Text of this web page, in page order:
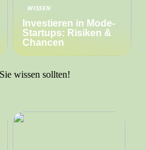
WISSEN
Investieren in Mode-
Startups: Risiken &
Chancen
wissen sollten!